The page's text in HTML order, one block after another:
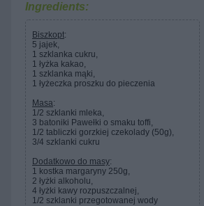
Ingredients:
Biszkopt:
5 jajek,
1 szklanka cukru,
1 łyżka kakao,
1 szklanka mąki,
1 łyżeczka proszku do pieczenia
Masa:
1/2 szklanki mleka,
3 batoniki Pawełki o smaku toffi,
1/2 tabliczki gorzkiej czekolady (50g),
3/4 szklanki cukru
Dodatkowo do masy:
1 kostka margaryny 250g,
2 łyżki alkoholu,
4 łyżki kawy rozpuszczalnej,
1/2 szklanki przegotowanej wody